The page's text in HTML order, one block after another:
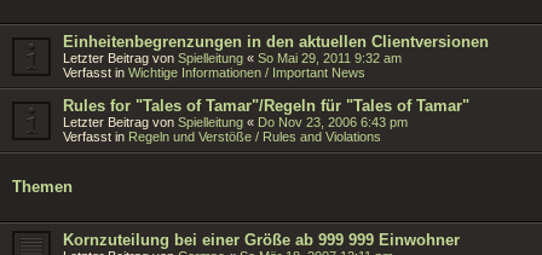
Einheitenbegrenzungen in den aktuellen Clientversionen
Letzter Beitrag von Spielleitung « So Mai 29, 2011 9:32 am
Verfasst in Wichtige Informationen / Important News
Rules for "Tales of Tamar"/Regeln für "Tales of Tamar"
Letzter Beitrag von Spielleitung « Do Nov 23, 2006 6:43 pm
Verfasst in Regeln und Verstöße / Rules and Violations
Themen
Kornzuteilung bei einer Größe ab 999 999 Einwohner